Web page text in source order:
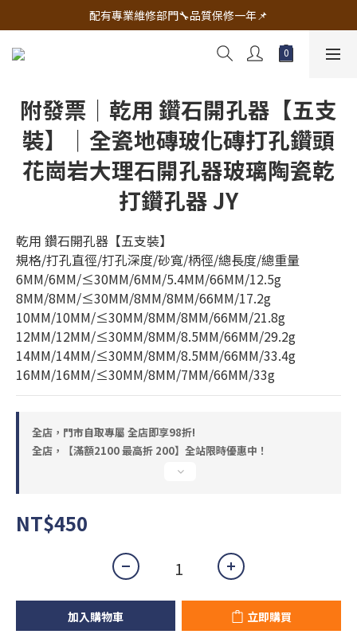
🔧電動工具&五金唯一首選 宇慶五金網拍🔧
配有專業維修部門🔧品質保修一年📌
🔧電動工具&五金唯一首選 宇慶五金網拍🔧
附發票｜乾用 鑽石開孔器【五支
裝】｜全瓷地磚玻化磚打孔鑽頭
花崗岩大理石開孔器玻璃陶瓷乾
打鑽孔器 JY
乾用 鑽石開孔器【五支裝】
規格/打孔直徑/打孔深度/砂寬/柄徑/總長度/總重量
6MM/6MM/≤30MM/6MM/5.4MM/66MM/12.5g
8MM/8MM/≤30MM/8MM/8MM/66MM/17.2g
10MM/10MM/≤30MM/8MM/8MM/66MM/21.8g
12MM/12MM/≤30MM/8MM/8.5MM/66MM/29.2g
14MM/14MM/≤30MM/8MM/8.5MM/66MM/33.4g
16MM/16MM/≤30MM/8MM/7MM/66MM/33g
全店，門市自取專屬 全店即享98折!
全店，【滿額2100 最高折 200】全站限時優惠中！
NT$450
加入購物車 立即購買